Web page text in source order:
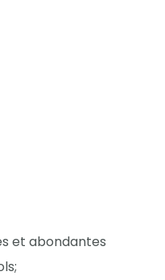
et abondantes